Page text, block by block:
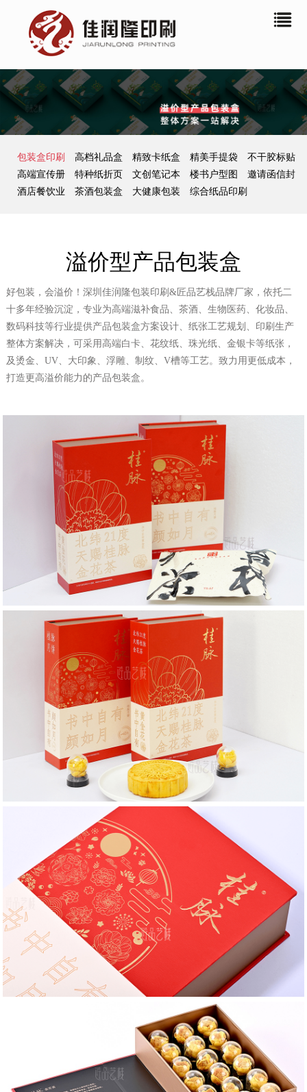
包装盒印刷 高档礼品盒 精致卡纸盒 精美手提袋
不干胶标贴
高端宣传册
特种纸折页 文创笔记本 楼书户型图
邀请函信封
酒店餐饮业
茶酒包装盒 大健康包装 综合纸品印刷
溢价型产品包装盒
好包装，会溢价！深圳佳润隆包装印刷&匠品艺栈品牌厂家，依托二
十多年经验沉淀，专业为高端滋补食品、茶酒、生物医药、化妆品、
数码科技等行业提供产品包装盒方案设计、纸张工艺规划、印刷生产
整体方案解决，可采用高端白卡、花纹纸、珠光纸、金银卡等纸张，
及烫金、UV、大印象、浮雕、制纹、V槽等工艺。致力用更低成本，
打造更高溢价能力的产品包装盒。